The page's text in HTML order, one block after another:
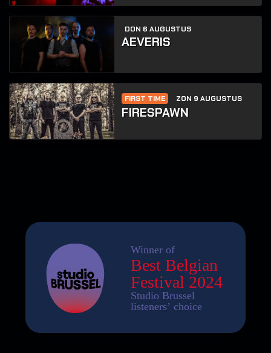
DON 6 AUGUSTUS
AEVERIS
FIRST TIME ZON 9 AUGUSTUS
FIRESPAWN